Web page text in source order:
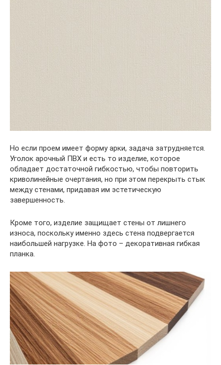
Но если проем имеет форму арки, задача затрудняется.
Уголок арочный ПВХ и есть то изделие, которое
обладает достаточной гибкостью, чтобы повторить
криволинейные очертания, но при этом перекрыть стык
между стенами, придавая им эстетическую
завершенность.
Кроме того, изделие защищает стены от лишнего
износа, поскольку именно здесь стена подвергается
наибольшей нагрузке. На фото – декоративная гибкая
планка.